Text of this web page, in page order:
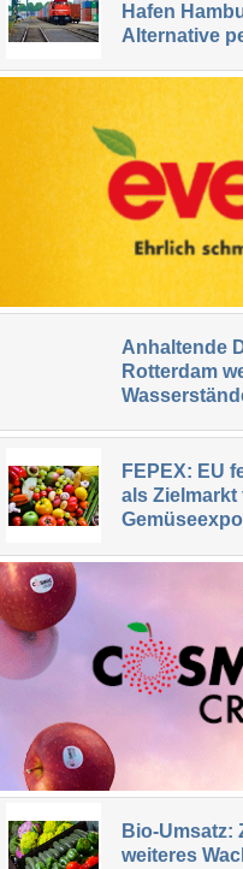
Hafen
Alternative
Anhaltende
Rotterdam
FEPEX: EU
als Zielmarkt
Bio-Umsatz:
weiteres